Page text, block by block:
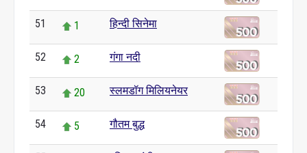
51 1 हिन्दी सिनेमा
52 2 गंगा नदी
53 20 स्लमडॉग मिलियनेयर
54 5 गौतम बुद्ध